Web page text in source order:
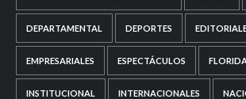
DEPARTAMENTAL DEPORTES
EMPRESARIALES ESPECTÁCULOS
INSTITUCIONAL INTERNACIONALES